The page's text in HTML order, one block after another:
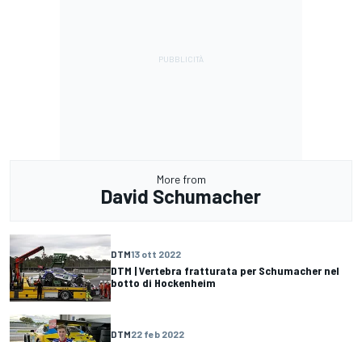
More from
David Schumacher
DTM13 ott 2022
DTM | Vertebra fratturata per Schumacher nel
botto di Hockenheim
DTM22 feb 2022